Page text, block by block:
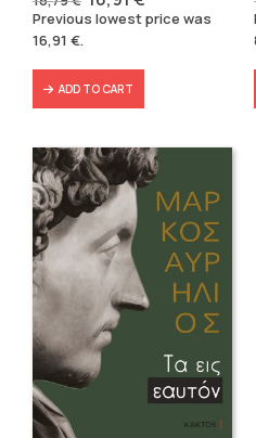
price
was:
price
is:
Previous lowest price was
16,91 €.
ADD TO CART